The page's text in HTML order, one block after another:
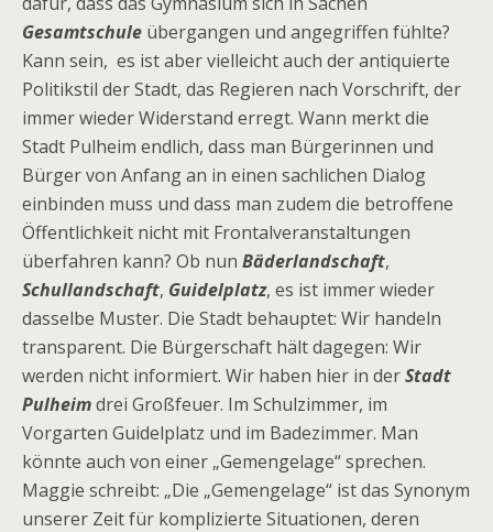
Gesamtschule übergangen und angegriffen fühlte?
Kann sein, es ist aber vielleicht auch der antiquierte
Politikstil der Stadt, das Regieren nach Vorschrift, der
immer wieder Widerstand erregt. Wann merkt die
Stadt Pulheim endlich, dass man Bürgerinnen und
Bürger von Anfang an in einen sachlichen Dialog
einbinden muss und dass man zudem die betroffene
Öffentlichkeit nicht mit Frontalveranstaltungen
überfahren kann? Ob nun Bäderlandschaft,
Schullandschaft, Guidelplatz, es ist immer wieder
dasselbe Muster. Die Stadt behauptet: Wir handeln
transparent. Die Bürgerschaft hält dagegen: Wir
werden nicht informiert. Wir haben hier in derStadt
Pulheimdrei Großfeuer. Im Schulzimmer, im
Vorgarten Guidelplatz und im Badezimmer. Man
könnte auch von einer „Gemengelage“ sprechen.
Maggie schreibt: „Die „Gemengelage“ ist das Synonym
unserer Zeit für komplizierte Situationen, deren